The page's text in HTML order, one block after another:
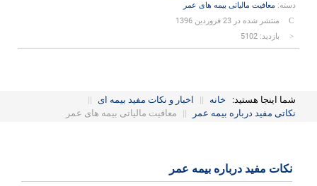
دسته: معافیت مالیاتی بیمه های عمر
منتشر شده در 23 فروردين 1396
بازدید: 5102
شما اینجا هستید: خانه || اخبار و نکات مفید بیمه ای ||
نکاتی مفید درباره بیمه عمر
|| معافیت مالیاتی بیمه های عمر
نکات مفید درباره بیمه عمر